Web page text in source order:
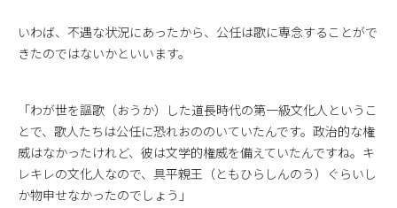
いわば、不遇な状況にあったから、公任は歌に専念することがで
きたのではないかといいます。
「わが世を謳歌（おうか）した道長時代の第一級文化人というこ
とで、歌人たちは公任に恐れおののいていたんです。政治的な権
威はなかったけれど、彼は文学的権威を備えていたんですね。キ
レキレの文化人なので、具平親王（ともひらしんのう）ぐらいし
か物申せなかったのでしょう」